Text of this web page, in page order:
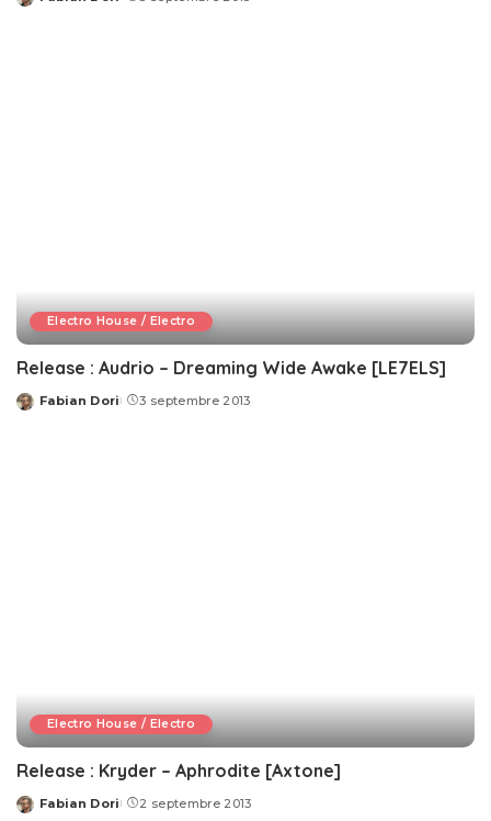
Posted
Electro House / Electro
Release : Audrio – Dreaming Wide Awake [LE7ELS]
Posted
Fabian Dori 3 septembre 2013
Electro House / Electro
Release : Kryder – Aphrodite [Axtone]
Posted
Fabian Dori 2 septembre 2013